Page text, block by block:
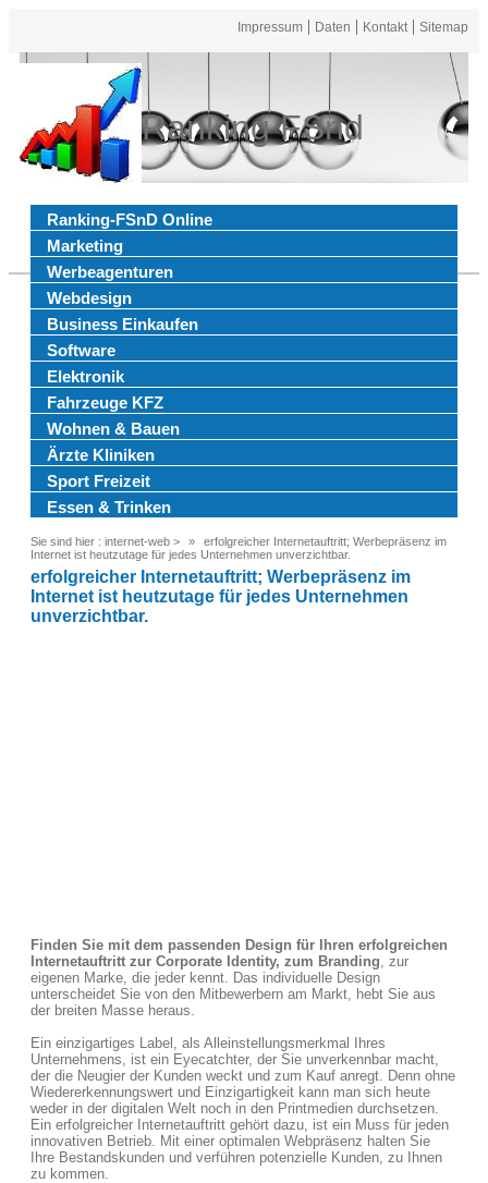
Impressum Daten Kontakt Sitemap
Ranking FSnd
Ranking-FSnD Online
Marketing
Werbeagenturen
Webdesign
Business Einkaufen
Software
Elektronik
Fahrzeuge KFZ
Wohnen & Bauen
Ärzte Kliniken
Sport Freizeit
Essen & Trinken
Sie sind hier : internet-web >
erfolgreicher Internetauftritt; Werbepräsenz im
Internet ist heutzutage für jedes Unternehmen unverzichtbar.
erfolgreicher Internetauftritt; Werbepräsenz im
Internet ist heutzutage für jedes Unternehmen
unverzichtbar.
Finden Sie mit dem passenden Design für Ihren erfolgreichen
Internetauftritt zur Corporate Identity, zum Branding, zur
eigenen Marke, die jeder kennt. Das individuelle Design
unterscheidet Sie von den Mitbewerbern am Markt, hebt Sie aus
der breiten Masse heraus.
Ein einzigartiges Label, als Alleinstellungsmerkmal Ihres
Unternehmens, ist ein Eyecatchter, der Sie unverkennbar macht,
der die Neugier der Kunden weckt und zum Kauf anregt. Denn ohne
Wiedererkennungswert und Einzigartigkeit kann man sich heute
weder in der digitalen Welt noch in den Printmedien durchsetzen.
Ein erfolgreicher Internetauftritt gehört dazu, ist ein Muss für jeden
innovativen Betrieb. Mit einer optimalen Webpräsenz halten Sie
Ihre Bestandskunden und verführen potenzielle Kunden, zu Ihnen
zu kommen.